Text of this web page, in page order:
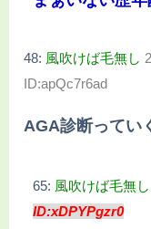
48: 風吹けば毛無し
ID:apQc7r6ad
AGA診断ってい
65: 風吹けば毛無し
ID:xDPYPgzr0